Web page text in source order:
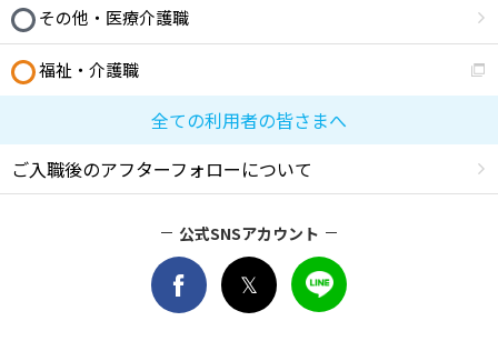
その他・医療介護職
福祉・介護職
全ての利用者の皆さまへ
ご入職後のアフターフォローについて
公式SNSアカウント